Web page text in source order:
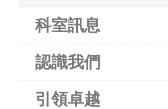
科室訊息
認識我們
引領卓越